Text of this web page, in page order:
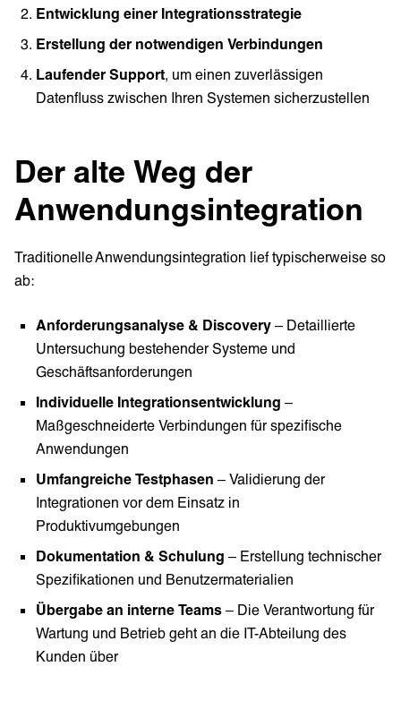
Entwicklung einer Integrationsstrategie
Erstellung der notwendigen Verbindungen
Laufender Support, um einen zuverlässigen
Datenfluss zwischen Ihren Systemen sicherzustellen
Der alte Weg der
Anwendungsintegration
Traditionelle Anwendungsintegration lief typischerweise so
ab:
Anforderungsanalyse & Discovery – Detaillierte
Untersuchung bestehender Systeme und
Geschäftsanforderungen
Individuelle Integrationsentwicklung –
Maßgeschneiderte Verbindungen für spezifische
Anwendungen
Umfangreiche Testphasen – Validierung der
Integrationen vor dem Einsatz in
Produktivumgebungen
Dokumentation & Schulung – Erstellung technischer
Spezifikationen und Benutzermaterialien
Übergabe an interne Teams – Die Verantwortung für
Wartung und Betrieb geht an die IT-Abteilung des
Kunden über